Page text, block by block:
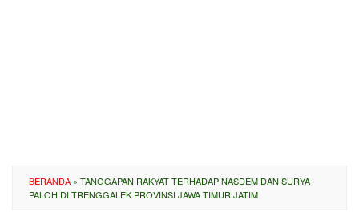
BERANDA » TANGGAPAN RAKYAT TERHADAP NASDEM DAN SURYA
PALOH DI TRENGGALEK PROVINSI JAWA TIMUR JATIM